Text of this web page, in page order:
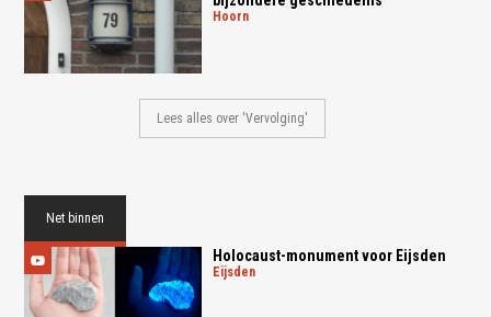
hoorn
Lees alles over 'Vervolging'
Net binnen
Holocaust-monument voor Eijsden
eijsden